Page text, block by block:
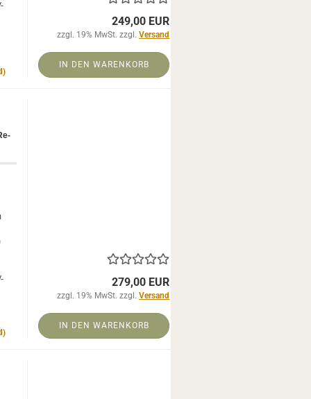
249,00 EUR
zzgl. 19% MwSt. zzgl.Versand
IN DEN WARENKORB
279,00 EUR
zzgl. 19% MwSt. zzgl.Versand
IN DEN WARENKORB